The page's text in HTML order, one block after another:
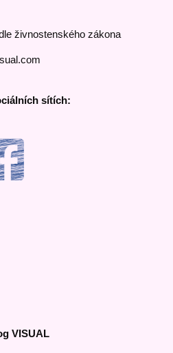
živnostenského zákona
sítích:
VISUAL